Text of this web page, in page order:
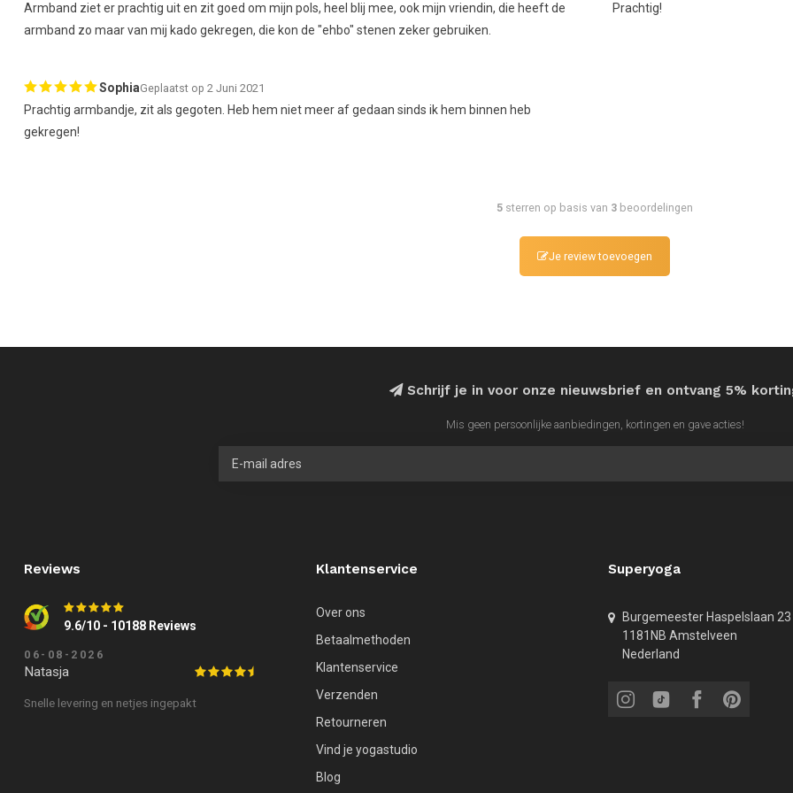
Armband ziet er prachtig uit en zit goed om mijn pols, heel blij mee, ook mijn vriendin, die heeft de
armband zo maar van mij kado gekregen, die kon de "ehbo" stenen zeker gebruiken.
Prachtig!
SophiaGeplaatst op 2 Juni 2021
Prachtig armbandje, zit als gegoten. Heb hem niet meer af gedaan sinds ik hem binnen heb
gekregen!
5 sterren op basis van 3 beoordelingen
Je review toevoegen
Schrijf je in voor onze nieuwsbrief en ontvang 5%
Mis geen persoonlijke aanbiedingen, kortingen en gave acties!
Reviews
9.6/10 - 10188 Reviews
06-08-2026
Natasja
Snelle levering en netjes ingepakt
Klantenservice
Over ons
Betaalmethoden
Klantenservice
Verzenden
Retourneren
Vind je yogastudio
Blog
Superyoga
Burgemeester Haspelslaan 23
1181NB Amstelveen
Nederland